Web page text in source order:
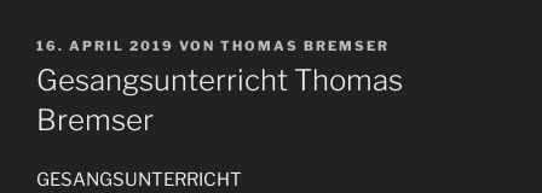
VERÖFFENTLICHT
AM
16. APRIL 2019 VON THOMAS BREMSER
Gesangsunterricht Thomas
Bremser
GESANGSUNTERRICHT